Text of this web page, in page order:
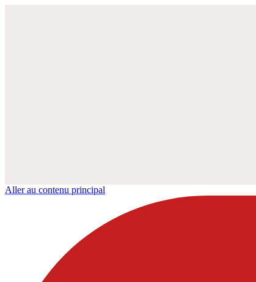
Aller au contenu principal